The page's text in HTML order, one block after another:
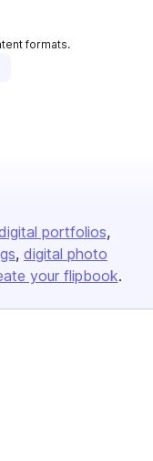
formats.
portfolios
digital photo
your flipbook.